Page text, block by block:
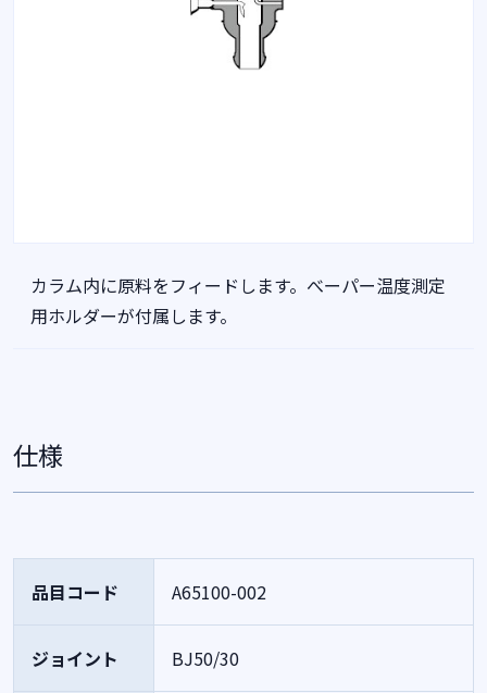
カラム内に原料をフィードします。べーパー温度測定
用ホルダーが付属します。
仕様
品目コード A65100-002
ジョイント BJ50/30